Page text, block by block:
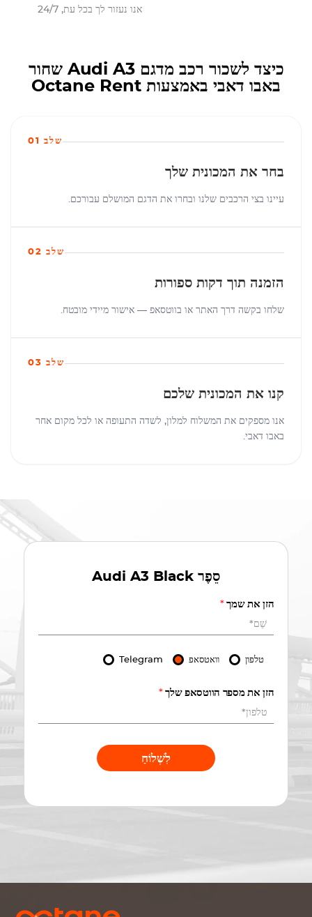
אנו נעזור לך בכל עת, 24/7
כיצד לשכור רכב מדגם Audi A3 שחור
באבו דאבי באמצעות Octane Rent
שלב 01
בחר את המכונית שלך
עיינו בצי הרכבים שלנו ובחרו את הדגם המושלם עבורכם.
שלב 02
הזמנה תוך דקות ספורות
שלחו בקשה דרך האתר או בווטסאפ — אישור מיידי מובטח.
שלב 03
קנו את המכונית שלכם
אנו מספקים את המשלוח למלון, לשדה התעופה או לכל מקום אחר
באבו דאבי.
סֵפֶרAudi A3 Black
הזן את שמך*
טלפון וואטסאפ Telegram
הזן את מספר הווטסאפ שלך*
לִשְׁלוֹחַ